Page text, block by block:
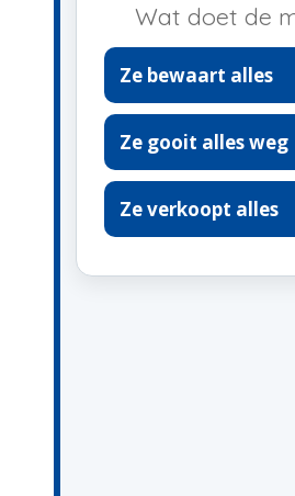
Wat doet de
Ze bewaart alles
Ze gooit alles weg
Ze verkoopt alles